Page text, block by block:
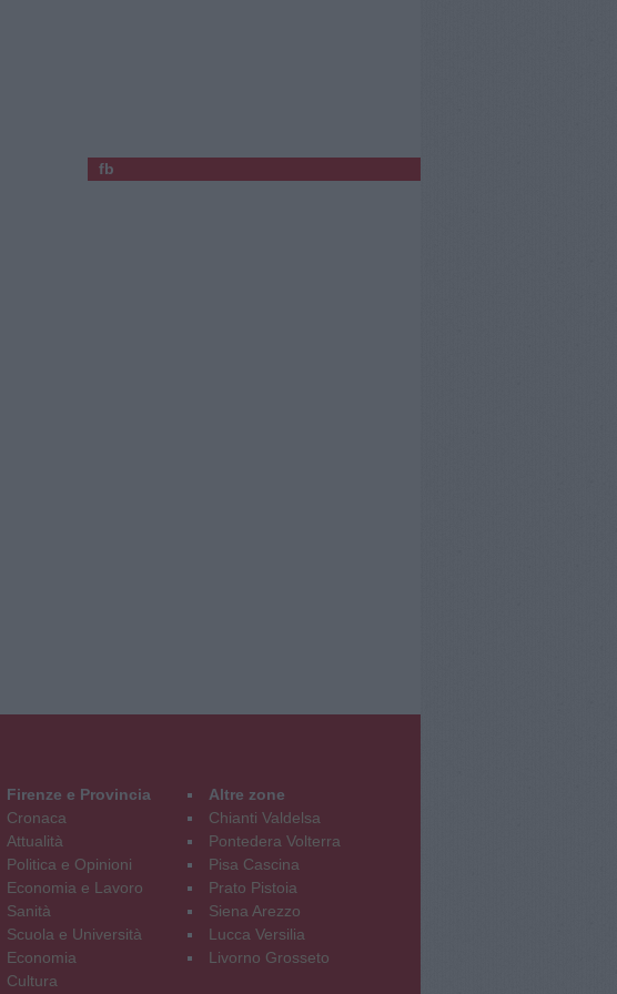
fb
Firenze e Provincia
Cronaca
Attualità
Politica e Opinioni
Economia e Lavoro
Sanità
Scuola e Università
Economia
Cultura
Altre zone
Chianti Valdelsa
Pontedera Volterra
Pisa Cascina
Prato Pistoia
Siena Arezzo
Lucca Versilia
Livorno Grosseto